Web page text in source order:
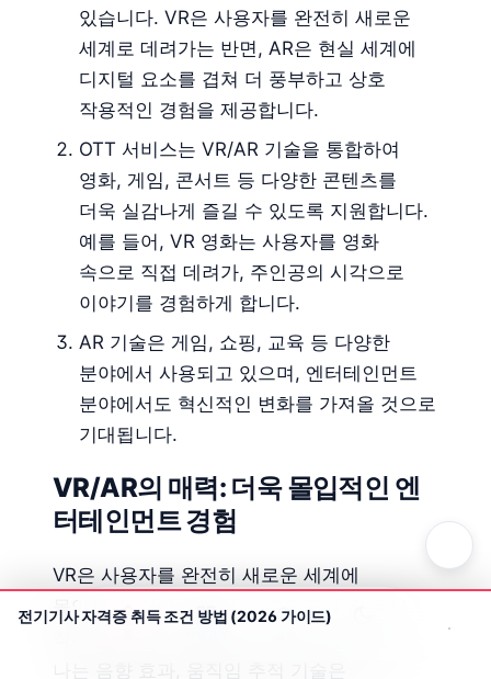
있습니다. VR은 사용자를 완전히 새로운
세계로 데려가는 반면, AR은 현실 세계에
디지털 요소를 겹쳐 더 풍부하고 상호
작용적인 경험을 제공합니다.
OTT 서비스는 VR/AR 기술을 통합하여
영화, 게임, 콘서트 등 다양한 콘텐츠를
더욱 실감나게 즐길 수 있도록 지원합니다.
예를 들어, VR 영화는 사용자를 영화
속으로 직접 데려가, 주인공의 시각으로
이야기를 경험하게 합니다.
AR 기술은 게임, 쇼핑, 교육 등 다양한
분야에서 사용되고 있으며, 엔터테인먼트
분야에서도 혁신적인 변화를 가져올 것으로
기대됩니다.
VR/AR의 매력: 더욱 몰입적인 엔
터테인먼트 경험
VR은 사용자를 완전히 새로운 세계에
몰입시켜, 영화나 게임 속 주인공이 된 듯한
전기기사 자격증 취득 조건 방법 (2026 가이드)